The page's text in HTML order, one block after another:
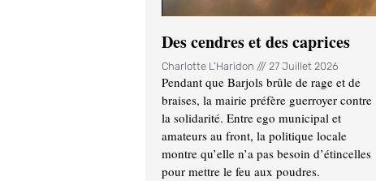
Des cendres et des caprices
Charlotte L'Haridon 27 Juillet 2026
Pendant que Barjols brûle de rage et de
braises, la mairie préfère guerroyer contre
la solidarité. Entre ego municipal et
amateurs au front, la politique locale
montre qu’elle n’a pas besoin d’étincelles
pour mettre le feu aux poudres.